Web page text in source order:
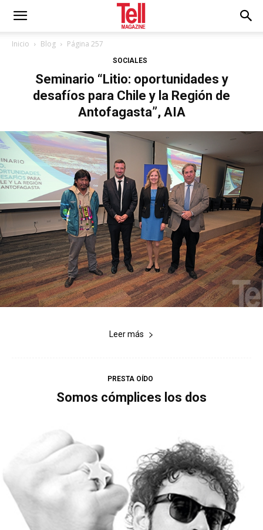
Inicio Blog Página 257
SOCIALES
Seminario “Litio: oportunidades y
desafíos para Chile y la Región de
Antofagasta”, AIA
Leer más
PRESTA OÍDO
Somos cómplices los dos